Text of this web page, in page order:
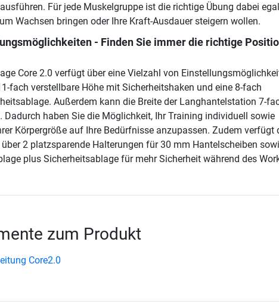
Für jede Muskelgruppe ist die richtige Übung dabei
Wachsen bringen oder Ihre Kraft-Ausdauer steigern wollen.
- Finden Sie immer die richtige
Core 2.0 verfügt über eine Vielzahl von
fach verstellbare Höhe mit Sicherheitshaken und eine 8-fach
Außerdem kann die Breite der Langhantelstation 7-
Dadurch haben Sie die Möglichkeit, Ihr Training individuell sowie
Körpergröße auf Ihre Bedürfnisse anzupassen. Zudem verfügt
2 platzsparende Halterungen für 30 mm Hantelscheiben
plus Sicherheitsablage für mehr Sicherheit während des
zum Produkt
Core2.0